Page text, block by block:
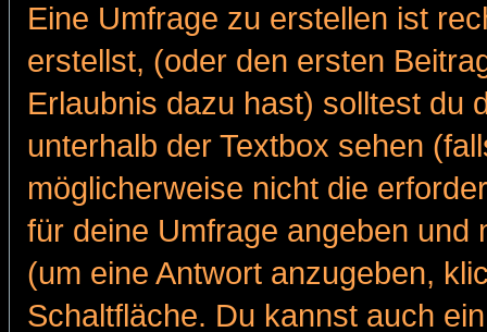
Eine Umfrage zu erstellen ist
erstellst, (oder den ersten
Erlaubnis dazu hast) solltest du
unterhalb der Textbox sehen
möglicherweise nicht die
für deine Umfrage angeben und
(um eine Antwort anzugeben,
Schaltfläche. Du kannst auch